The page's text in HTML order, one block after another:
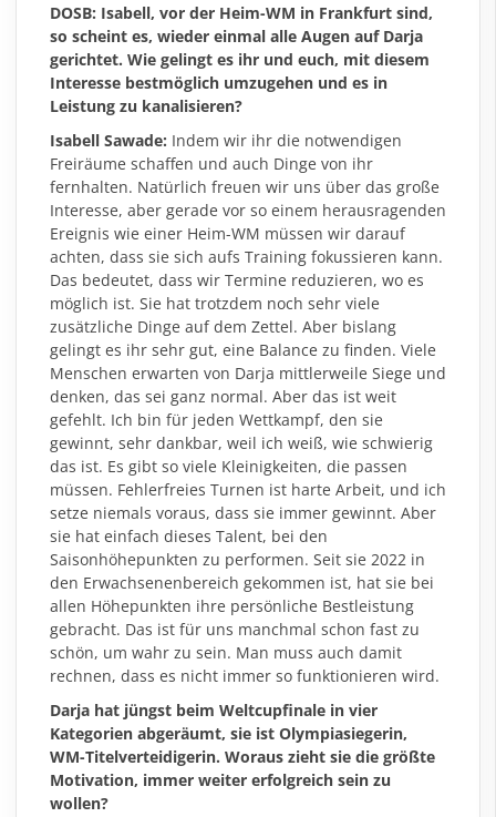
DOSB: Isabell, vor der Heim-WM in Frankfurt sind,
so scheint es, wieder einmal alle Augen auf Darja
gerichtet. Wie gelingt es ihr und euch, mit diesem
Interesse bestmöglich umzugehen und es in
Leistung zu kanalisieren?
Isabell Sawade: Indem wir ihr die notwendigen
Freiräume schaffen und auch Dinge von ihr
fernhalten. Natürlich freuen wir uns über das große
Interesse, aber gerade vor so einem herausragenden
Ereignis wie einer Heim-WM müssen wir darauf
achten, dass sie sich aufs Training fokussieren kann.
Das bedeutet, dass wir Termine reduzieren, wo es
möglich ist. Sie hat trotzdem noch sehr viele
zusätzliche Dinge auf dem Zettel. Aber bislang
gelingt es ihr sehr gut, eine Balance zu finden. Viele
Menschen erwarten von Darja mittlerweile Siege und
denken, das sei ganz normal. Aber das ist weit
gefehlt. Ich bin für jeden Wettkampf, den sie
gewinnt, sehr dankbar, weil ich weiß, wie schwierig
das ist. Es gibt so viele Kleinigkeiten, die passen
müssen. Fehlerfreies Turnen ist harte Arbeit, und ich
setze niemals voraus, dass sie immer gewinnt. Aber
sie hat einfach dieses Talent, bei den
Saisonhöhepunkten zu performen. Seit sie 2022 in
den Erwachsenenbereich gekommen ist, hat sie bei
allen Höhepunkten ihre persönliche Bestleistung
gebracht. Das ist für uns manchmal schon fast zu
schön, um wahr zu sein. Man muss auch damit
rechnen, dass es nicht immer so funktionieren wird.
Darja hat jüngst beim Weltcupfinale in vier
Kategorien abgeräumt, sie ist Olympiasiegerin,
WM-Titelverteidigerin. Woraus zieht sie die größte
Motivation, immer weiter erfolgreich sein zu
wollen?